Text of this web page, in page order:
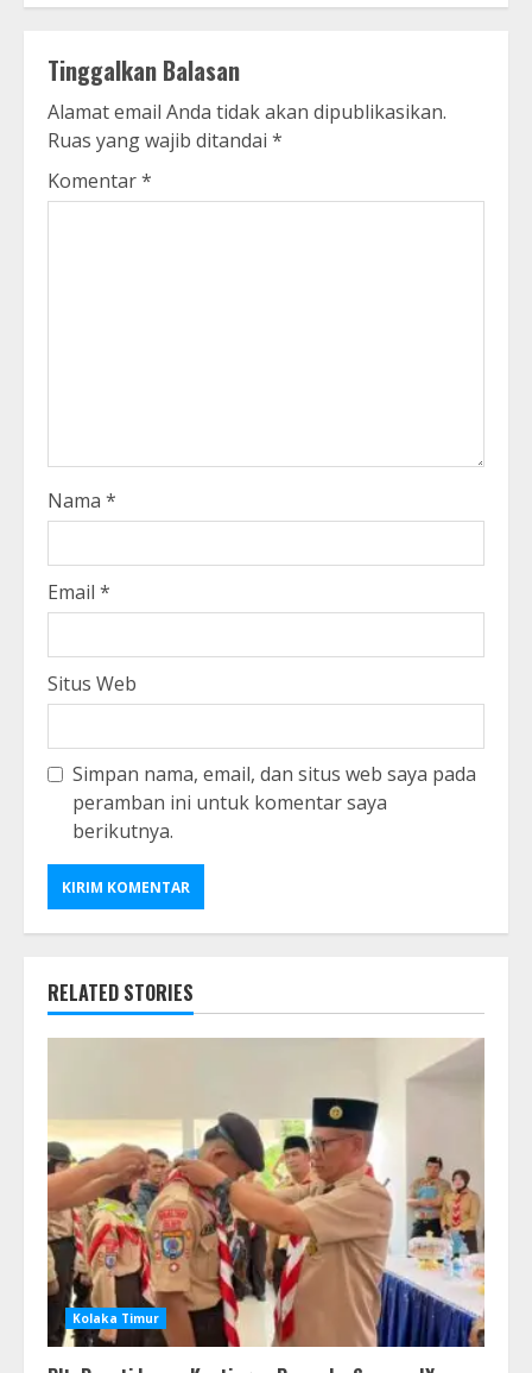
Tinggalkan Balasan
Alamat email Anda tidak akan dipublikasikan.
Ruas yang wajib ditandai *
Komentar*
Nama *
Email *
Situs Web
Simpan nama, email, dan situs web saya pada
peramban ini untuk komentar saya
berikutnya.
RELATED STORIES
Kolaka Timur